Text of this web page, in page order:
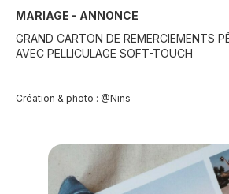
MARIAGE - ANNONCE
GRAND CARTON DE REMERCIEMENTS
AVEC PELLICULAGE SOFT-TOUCH
Création & photo : @Nins